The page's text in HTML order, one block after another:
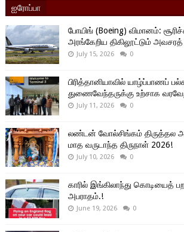
ஐரோப்பா
போயிங் (Boeing) விமானம்:
அரங்கேறிய திகிலூட்டும்
July 15, 2026 0
பிரித்தானியாவில் யாழ்ப்பாணப்
துணைவேந்தருக்கு உற்சாக
July 11, 2026 0
லண்டன் வோல்சிங்கம்
மாத வருடாந்த திருநாள் 2026!
July 10, 2026 0
காரில் இங்கிலாந்து கொடியைத்
அபராதம்.!
June 19, 2026 0